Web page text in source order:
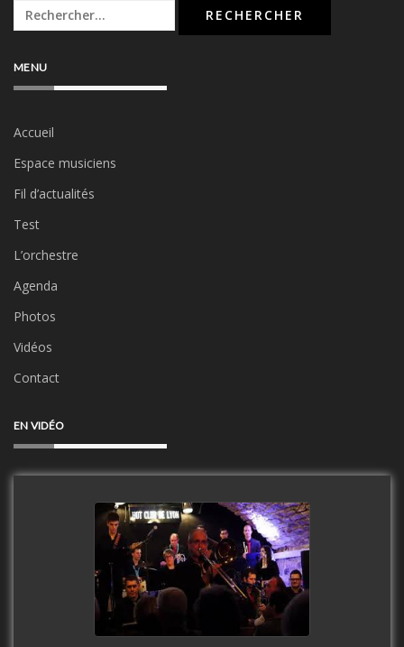
Rechercher :
MENU
Accueil
Espace musiciens
Fil d’actualités
Test
L’orchestre
Agenda
Photos
Vidéos
Contact
EN VIDÉO
Clip Only Big Band 2019
watch video